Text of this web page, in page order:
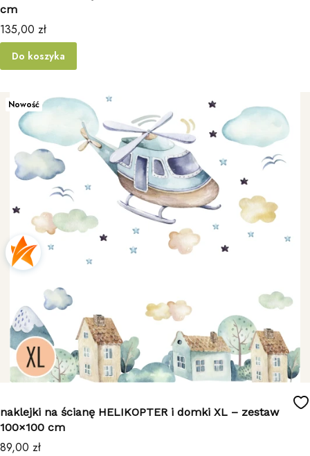
cm
Cena
135,00 zł
Do koszyka
Nowość
naklejki na ścianę HELIKOPTER i domki XL – zestaw
100×100 cm
Cena
89,00 zł